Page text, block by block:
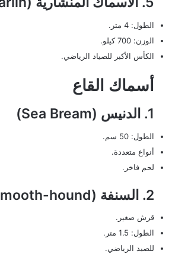
الطول: 4 متر.
الوزن: 700 كيلو.
الكأس الأكبر للصياد الرياضي.
أسماك القاع
1. الدنيس (Sea Bream)
الطول: 50 سم.
أنواع متعددة.
لحم فاخر.
2. السنفة (Smooth-hound)
قرش صغير.
الطول: 1.5 متر.
للصيد الرياضي.